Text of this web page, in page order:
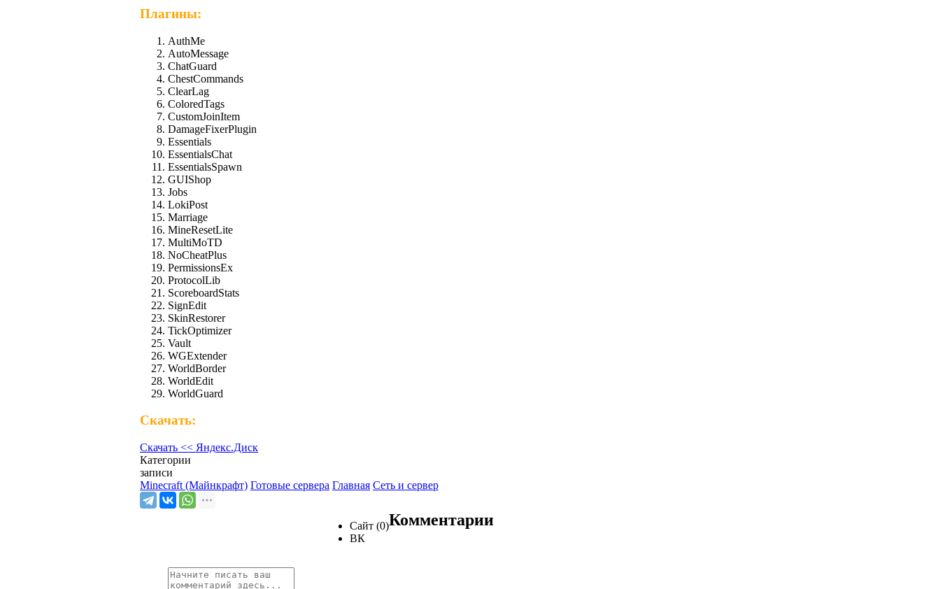
Плагины:
AuthMe
AutoMessage
ChatGuard
ChestCommands
ClearLag
ColoredTags
CustomJoinItem
DamageFixerPlugin
Essentials
EssentialsChat
EssentialsSpawn
GUIShop
Jobs
LokiPost
Marriage
MineResetLite
MultiMoTD
NoCheatPlus
PermissionsEx
ProtocolLib
ScoreboardStats
SignEdit
SkinRestorer
TickOptimizer
Vault
WGExtender
WorldBorder
WorldEdit
WorldGuard
Скачать:
Скачать << Яндекс.Диск
Категории
записи
Minecraft (Майнкрафт) Готовые сервера Главная Сеть и сервер
Сайт (0)
ВК
Комментарии